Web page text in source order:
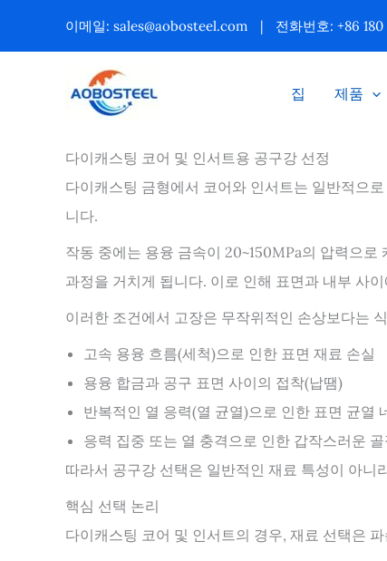
이메일: sales@aobosteel.com | 전화번호: +86
집 제품
다이캐스팅 코어 및 인서트용 공구강 선정
다이캐스팅 금형에서 코어와 인서트는 일반적으
니다.
작동 중에는 용융 금속이 20~150MPa의 압력으
과정을 거치게 됩니다. 이로 인해 표면과 내부 사
이러한 조건에서 고장은 무작위적인 손상보다는
고속 용융 흐름(세척)으로 인한 표면 재료 손실
용융 합금과 공구 표면 사이의 접착(납땜)
반복적인 열 응력(열 균열)으로 인한 표면 균열
응력 집중 또는 열 충격으로 인한 갑작스러운 골
따라서 공구강 선택은 일반적인 재료 특성이 아
핵심 선택 논리
다이캐스팅 코어 및 인서트의 경우, 재료 선택은